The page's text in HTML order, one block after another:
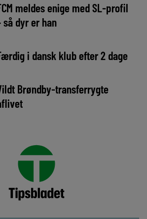
meldes enige med SL-profil
så dyr er han
i dansk klub efter 2 dage
Brøndby-transferrygte